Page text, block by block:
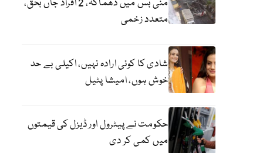
منی بس میں دھماکہ، 2 افراد جاں بحق،
متعدد زخمی
شادی کا کوئی ارادہ نہیں، اکیلی بے حد
خوش ہوں، امیشا پٹیل
حکومت نے پیٹرول اور ڈیزل کی قیمتوں
میں کمی کر دی